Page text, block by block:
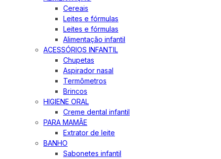
Cereais
Leites e fórmulas
Leites e fórmulas
Alimentação infantil
ACESSÓRIOS INFANTIL
Chupetas
Aspirador nasal
Termômetros
Brincos
HIGIENE ORAL
Creme dental infantil
PARA MAMÃE
Extrator de leite
BANHO
Sabonetes infantil